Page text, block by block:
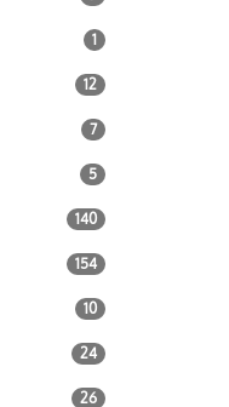
1
12
7
5
140
154
10
24
26